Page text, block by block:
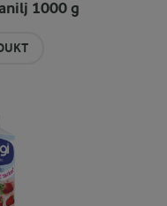
1000 g